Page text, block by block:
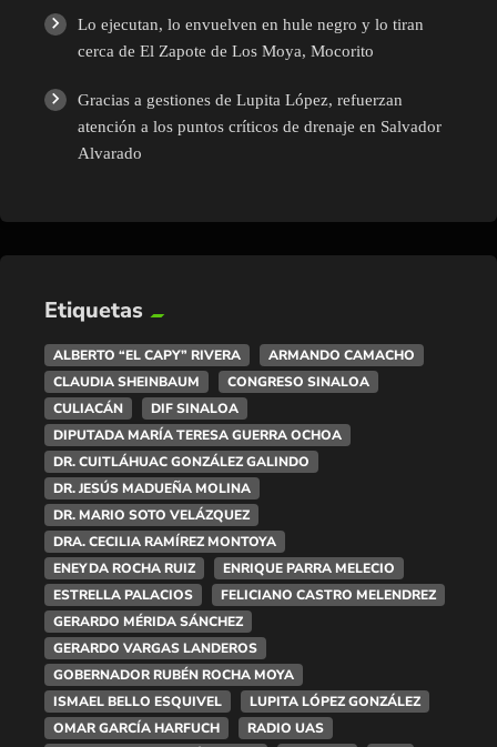
Lo ejecutan, lo envuelven en hule negro y lo tiran
cerca de El Zapote de Los Moya, Mocorito
Gracias a gestiones de Lupita López, refuerzan
atención a los puntos críticos de drenaje en Salvador
Alvarado
Etiquetas
ALBERTO “EL CAPY” RIVERA
ARMANDO CAMACHO
CLAUDIA SHEINBAUM
CONGRESO SINALOA
CULIACÁN
DIF SINALOA
DIPUTADA MARÍA TERESA GUERRA OCHOA
DR. CUITLÁHUAC GONZÁLEZ GALINDO
DR. JESÚS MADUEÑA MOLINA
DR. MARIO SOTO VELÁZQUEZ
DRA. CECILIA RAMÍREZ MONTOYA
ENEYDA ROCHA RUIZ
ENRIQUE PARRA MELECIO
ESTRELLA PALACIOS
FELICIANO CASTRO MELENDREZ
GERARDO MÉRIDA SÁNCHEZ
GERARDO VARGAS LANDEROS
GOBERNADOR RUBÉN ROCHA MOYA
ISMAEL BELLO ESQUIVEL
LUPITA LÓPEZ GONZÁLEZ
OMAR GARCÍA HARFUCH
RADIO UAS